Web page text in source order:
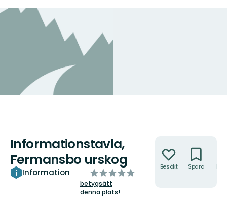
Informationstavla,
Fermansbo urskog
Information
av
5
stjärnor
betygsätt
denna plats!
Besökt Spara